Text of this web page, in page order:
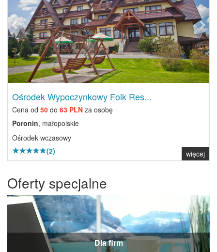
Ośrodek Wypoczynkowy Folk Res...
Cena od 50 do 63 PLN za osobę
Poronin, małopolskie
Ośrodek wczasowy
(2)
więcej
Oferty specjalne
Dla firm